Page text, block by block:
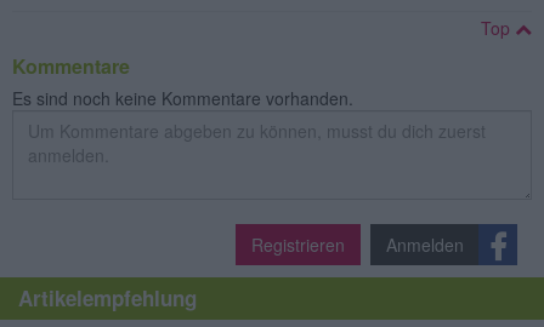
Top
Kommentare
Es sind noch keine Kommentare vorhanden.
Registrieren Anmelden
Artikelempfehlung